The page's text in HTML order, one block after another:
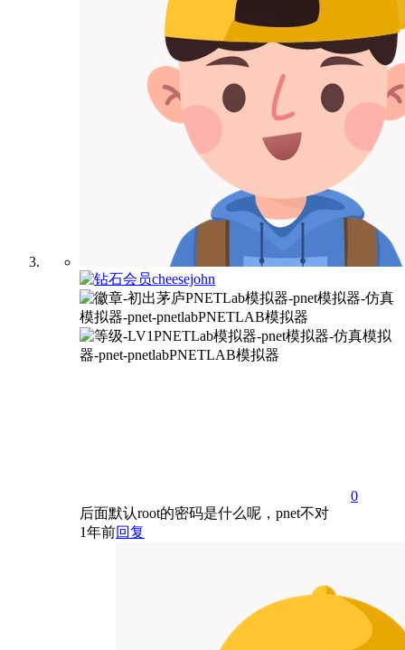
cheesejohn
0
后面默认root的密码是什么呢，pnet不对
1年前回复